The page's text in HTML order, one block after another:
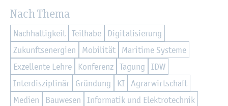
Nach Thema
Nach­hal­tig­keit Teil­ha­be
Di­gi­ta­li­sie­rung
Zu­kunfts­en­er­gi­en
Mo­bi­li­tät
Ma­ri­ti­me Sys­te­me
Ex­zel­len­te Lehre
Kon­fe­renz Ta­gung
IDW
In­ter­dis­zi­pli­när
Grün­dung KI Agrar­wirt­schaft
Me­di­en
Bau­we­sen
In­for­ma­tik und Elek­tro­tech­nik